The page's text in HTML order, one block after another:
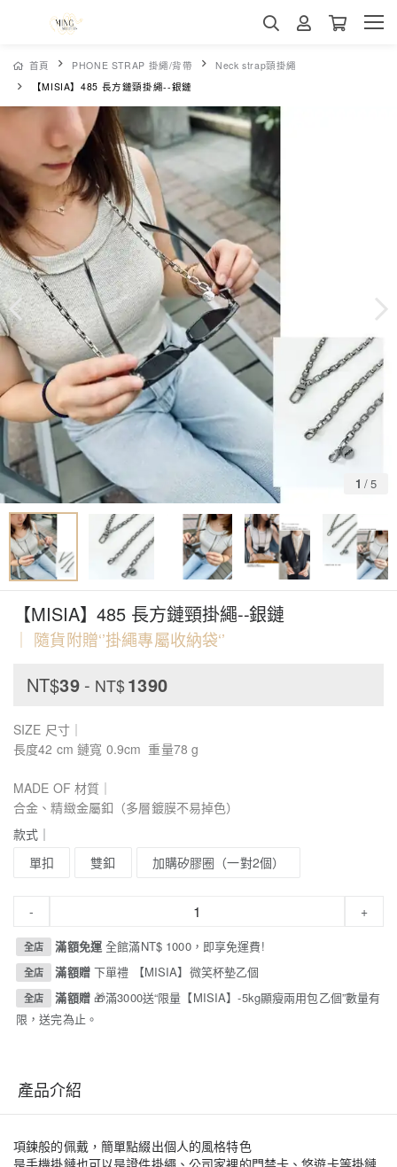
首頁 PHONE STRAP 掛繩/背帶
Neck strap頸掛繩
【MISIA】485 長方鏈頸掛繩--銀鏈
1 /5
【MISIA】485 長方鏈頸掛繩--銀鏈
｜ 隨貨附贈‘’掛繩專屬收納袋‘’
NT$39 - NT$1390
SIZE 尺寸｜
長度42 cm 鏈寬 0.9cm 重量78 g
MADE OF 材質｜
合金、精緻金屬釦（多層鍍膜不易掉色）
款式｜
單扣
雙釦 加購矽膠圈（一對2個）
- +
全店 滿額免運全館滿NT$ 1000，即享免運費!
全店 滿額贈 下單禮 【MISIA】微笑杯墊乙個
全店 滿額贈 🎁滿3000送“限量【MISIA】-5kg顯瘦兩用包乙個”數量有
限，送完為止。
產品介紹
項鍊般的佩戴，簡單點綴出個人的風格特色
是手機掛鏈也可以是證件掛繩、公司家裡的門禁卡、悠遊卡等掛鏈